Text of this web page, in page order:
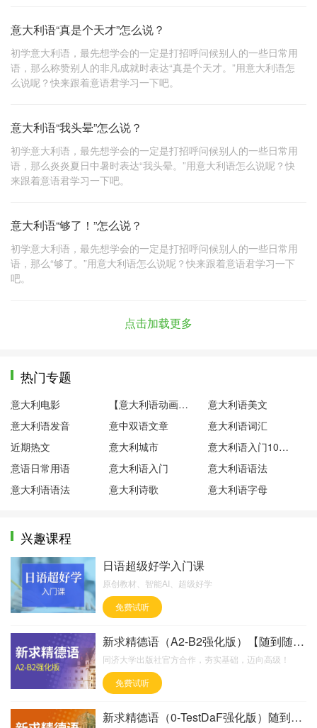
意大利语“真是个天才”怎么说？
初学意大利语，最先想学会的一定是打招呼问候别人的一些日常用
语，那么称赞别人的非凡成就时表达“真是个天才。”用意大利语怎
么说呢？快来跟着意语君学习一下吧。
意大利语“我头晕”怎么说？
初学意大利语，最先想学会的一定是打招呼问候别人的一些日常用
语，那么炎炎夏日中暑时表达“我头晕。”用意大利语怎么说呢？快
来跟着意语君学习一下吧。
意大利语“够了！”怎么说？
初学意大利语，最先想学会的一定是打招呼问候别人的一些日常用
语，那么“够了。”用意大利语怎么说呢？快来跟着意语君学习一下
吧。
点击加载更多
热门专题
意大利电影 【意大利语动画片】粉红小猪
意大利语美文
意大利语发音
意中双语文章
意大利语词汇
近期热文
意大利城市
意大利语入门100句
意语日常用语
意大利语入门
意大利语语法
意大利语语法
意大利诗歌 意大利语字母
兴趣课程
日语超级好学入门课
原创教材、智能AI、超级好学
免费试听
新求精德语（A2-B2强化版）【随到随学班】
同济大学出版社官方合作，夯实基础，迈向高级！
免费试听
新求精德语（0-TestDaF强化版）随到随学班